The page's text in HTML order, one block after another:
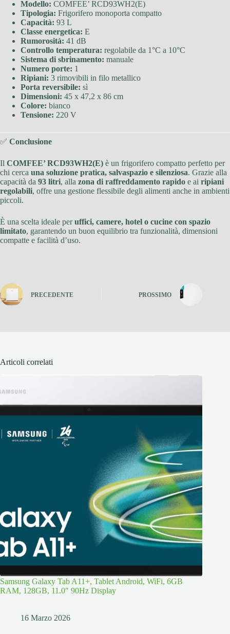
Modello: COMFEE’ RCD93WH2(E)
Tipologia: Frigorifero monoporta compatto
Capacità: 93 L
Classe energetica: E
Rumorosità: 41 dB
Controllo temperatura: regolabile da 1°C a 10°C
Sistema di sbrinamento: manuale
Numero porte: 1
Ripiani: 3 rimovibili in filo metallico
Porta reversibile: sì
Dimensioni: 45 x 47,2 x 86 cm
Colore: bianco
Tensione: 220 V
✅ Conclusione
Il COMFEE’ RCD93WH2(E) è un frigorifero compatto perfetto per
chi cerca una soluzione pratica, salvaspazio e silenziosa. Grazie alla
capacità da 93 litri, alla zona di raffreddamento rapido e ai ripiani
regolabili, offre una gestione flessibile degli alimenti anche in ambienti
piccoli.
È una scelta ideale peruffici, camere, hotel o cucine con spazio
limitato, garantendo un buon equilibrio tra funzionalità, dimensioni
compatte e facilità d’uso.
PRECEDENTE PROSSIMO
Articoli correlati
Samsung Galaxy Tab A11+, Tablet Android, WiFi, 6GB
RAM, 128GB, 11.0″ 90Hz Display
16 Marzo 2026